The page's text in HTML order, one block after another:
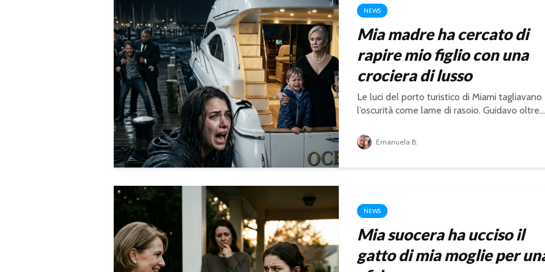
NEWS
Mia madre ha cercato di
rapire mio figlio con una
crociera di lusso
Le luci del porto turistico di Miami tagliavano
l’oscurità come lame di rasoio. Guidavo oltre...
Emanuela B.
NEWS
Mia suocera ha ucciso il
gatto di mia moglie per